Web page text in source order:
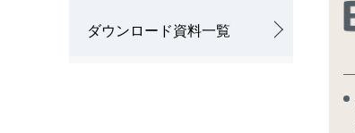
ダウンロード資料一覧